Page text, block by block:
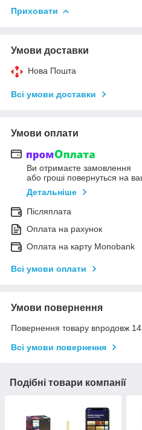
Приховати
Умови доставки
Нова Пошта
Всі умови доставки
Умови оплати
Ви отримаєте замовлення
або гроші повернуться на
Детальніше
Післяплата
Оплата на рахунок
Оплата на карту Monobank
Всі умови оплати
Умови повернення
Повернення товару впродовж 14
Всі умови повернення
Подібні товари компанії